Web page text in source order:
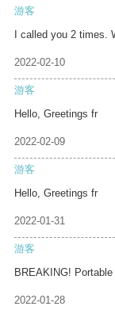
游客
I called you 2 times.
2022-02-10
游客
Hello, Greetings fr
2022-02-09
游客
Hello, Greetings fr
2022-01-31
游客
BREAKING! Portable
2022-01-28